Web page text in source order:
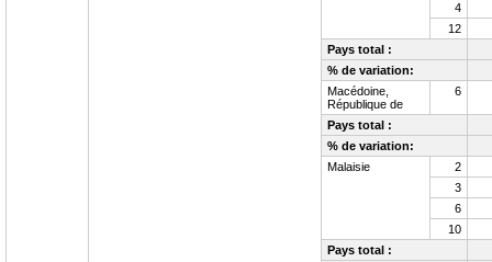
4
12
Pays total :
% de variation:
Macédoine,
République de
6
Pays total :
% de variation:
Malaisie
2
3
6
10
Pays total :